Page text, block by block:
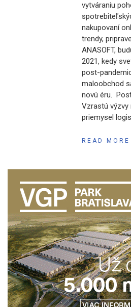
vytváraniu
nakupovaní
trendy,
ANASOFT,
2021, kedy
post-
maloobchod
novú éru.
Vzrastú
priemysel
READ MORE